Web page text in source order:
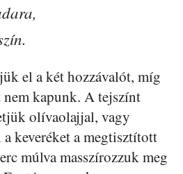
el a két hozzávalót, míg
nem kapunk. A tejszínt
olívaolajjal, vagy
keveréket a megtisztított
múlva masszírozzuk meg